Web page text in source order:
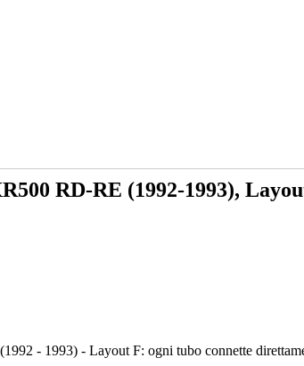
RD-RE (1992-1993),
- 1993) - Layout F: ogni tubo connette